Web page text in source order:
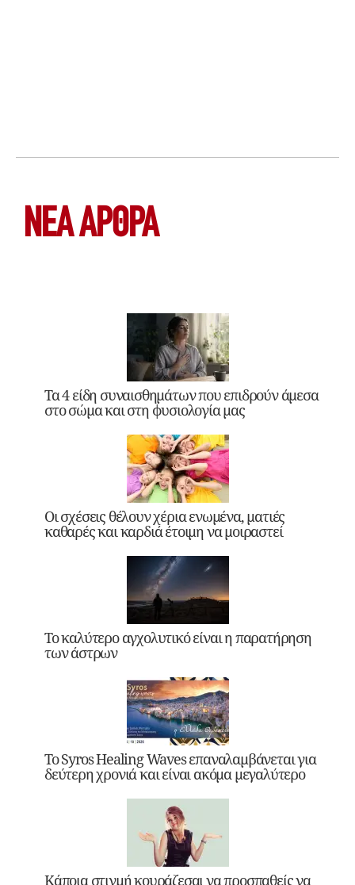
ΝΕΑ ΆΡΘΡΑ
Τα 4 είδη συναισθημάτων που επιδρούν άμεσα
στο σώμα και στη φυσιολογία μας
Οι σχέσεις θέλουν χέρια ενωμένα, ματιές
καθαρές και καρδιά έτοιμη να μοιραστεί
Το καλύτερο αγχολυτικό είναι η παρατήρηση
των άστρων
Το Syros Healing Waves επαναλαμβάνεται για
δεύτερη χρονιά και είναι ακόμα μεγαλύτερο
Κάποια στιγμή κουράζεσαι να προσπαθείς να